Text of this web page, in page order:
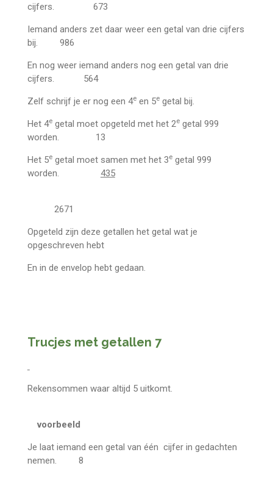
cijfers. 673
Iemand anders zet daar weer een getal van drie cijfers
bij. 986
En nog weer iemand anders nog een getal van drie
cijfers. 564
Zelf schrijf je er nog een 4een 5egetal bij.
Het 4egetal moet opgeteld met het 2egetal 999
worden. 13
Het 5egetal moet samen met het 3egetal 999
worden. 435
2671
Opgeteld zijn deze getallen het getal wat je
opgeschreven hebt
En in de envelop hebt gedaan.
Trucjes met getallen 7
Rekensommen waar altijd 5 uitkomt.
voorbeeld
Je laat iemand een getal van één cijfer in gedachten
nemen. 8